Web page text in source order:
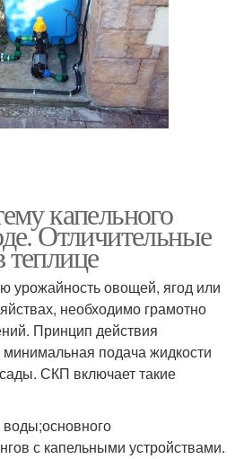
капельного
Отличительные
урожайность овощей, ягод или
необходимо грамотно
Принцип действия
подача жидкости
СКП включает такие
с капельными устройствами.